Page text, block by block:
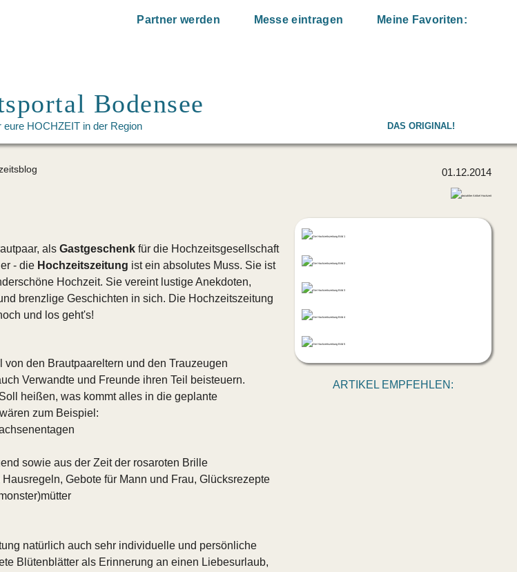
Partner werden Messe eintragen Meine Favoriten:
Bodensee
eure HOCHZEIT in der Region DAS ORIGINAL!
01.12.2014
ARTIKEL EMPFEHLEN:
als Gastgeschenk für die Hochzeitsgesellschaft
- die Hochzeitszeitung ist ein absolutes Muss. Sie ist
Hochzeit. Sie vereint lustige Anekdoten,
brenzlige Geschichten in sich. Die Hochzeitszeitung
und los geht's!
den Brautpaareltern und den Trauzeugen
Verwandte und Freunde ihren Teil beisteuern.
heißen, was kommt alles in die geplante
zum Beispiel:
sowie aus der Zeit der rosaroten Brille
Gebote für Mann und Frau, Glücksrezepte
natürlich auch sehr individuelle und persönliche
Blütenblätter als Erinnerung an einen Liebesurlaub,